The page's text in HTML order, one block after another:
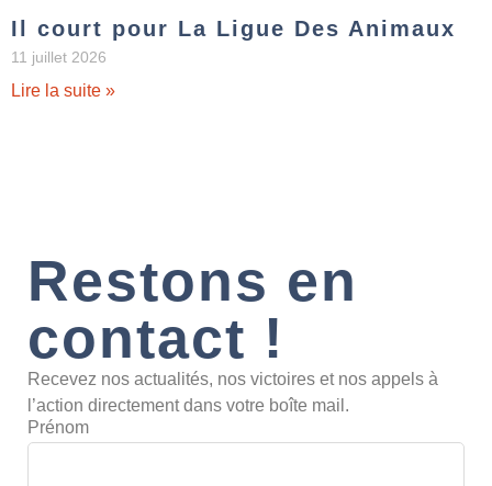
Il court pour La Ligue Des Animaux
11 juillet 2026
Lire la suite »
Restons en
contact !
Recevez nos actualités, nos victoires et nos appels à
l’action directement dans votre boîte mail.
Prénom